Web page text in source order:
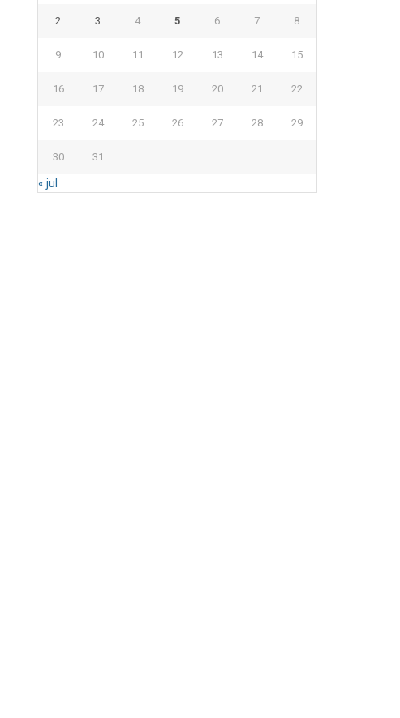
2 3 4 5 6 7 8
9 10 11 12 13 14 15
16 17 18 19 20 21 22
23 24 25 26 27 28 29
30 31
« jul